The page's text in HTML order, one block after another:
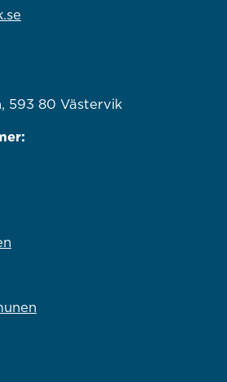
593 80 Västervik